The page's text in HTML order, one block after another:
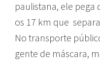
paulistana, ele
os 17 km que
No transporte
gente de máscara,